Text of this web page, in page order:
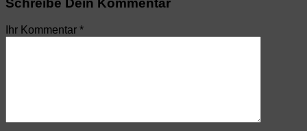
Schreibe Dein Kommentar
Ihr Kommentar *